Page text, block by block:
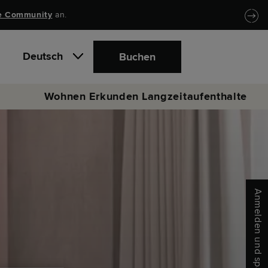
Community an.
Deutsch Buchen
Wohnen Erkunden Langzeitaufenthalte
Anmelden und sparen